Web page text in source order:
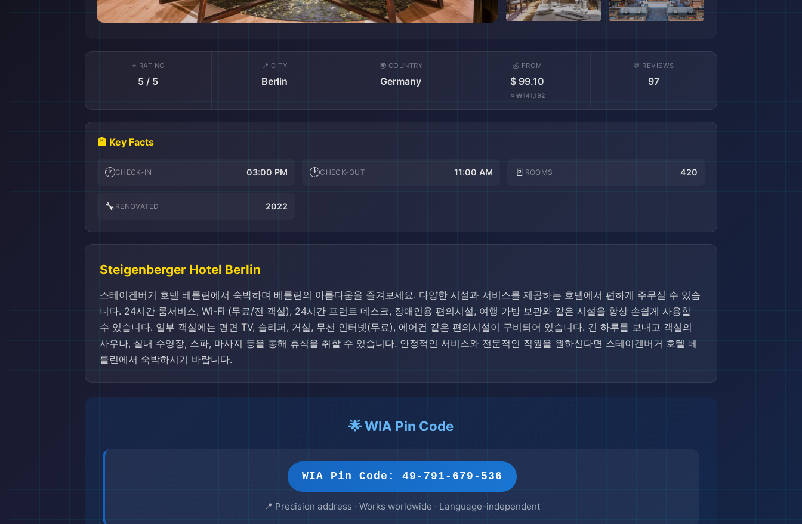
⭐ RATING
5 / 5
📍 CITY
Berlin
🌍 COUNTRY
Germany
💰 FROM
$ 99.10
≈ ₩141,192
💬 REVIEWS
97
🏨 Key Facts
🕐CHECK-IN 03:00 PM 🕐CHECK-OUT 11:00 AM 🚪 ROOMS 420
🔧 RENOVATED 2022
Steigenberger Hotel Berlin
스테이겐버거 호텔 베를린에서 숙박하며 베를린의 아름다움을 즐겨보세요. 다양한 시설과 서비스를 제공하는 호텔에서 편하게 주무실 수 있습
니다. 24시간 룸서비스, Wi-Fi (무료/전 객실), 24시간 프런트 데스크, 장애인용 편의시설, 여행 가방 보관와 같은 시설을 항상 손쉽게 사용할
수 있습니다. 일부 객실에는 평면 TV, 슬리퍼, 거실, 무선 인터넷(무료), 에어컨 같은 편의시설이 구비되어 있습니다. 긴 하루를 보내고 객실의
사우나, 실내 수영장, 스파, 마사지 등을 통해 휴식을 취할 수 있습니다. 안정적인 서비스와 전문적인 직원을 원하신다면 스테이겐버거 호텔 베
를린에서 숙박하시기 바랍니다.
🌟 WIA Pin Code
WIA Pin Code: 49-791-679-536
📍 Precision address · Works worldwide · Language-independent